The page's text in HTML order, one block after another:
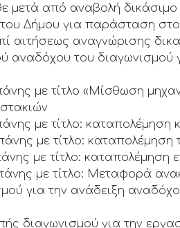
μετά από αναβολή δικάσιμο
Δήμου για παράσταση
αιτήσεως αναγνώρισης
αναδόχου του
με τίτλο «Μίσθωση
με τίτλο: καταπολέμηση
με τίτλο: καταπολέμηση
με τίτλο: καταπολέμηση
με τίτλο: Μεταφορά
για την ανάδειξη
διαγωνισμού για την